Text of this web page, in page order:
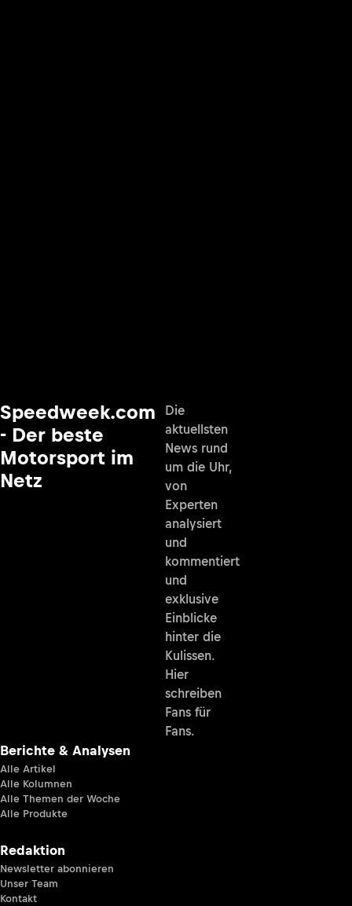
Speedweek.com
- Der beste
Motorsport im
Netz
Die
aktuellsten
News rund
um die Uhr,
von
Experten
analysiert
und
kommentiert
und
exklusive
Einblicke
hinter die
Kulissen.
Hier
schreiben
Fans für
Fans.
Berichte & Analysen
Alle Artikel
Alle Kolumnen
Alle Themen der Woche
Alle Produkte
Redaktion
Newsletter abonnieren
Unser Team
Kontakt